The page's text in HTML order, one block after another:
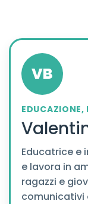
VB
EDUCAZIONE,
Educatrice e
e lavora in
ragazzi e
comunicativi